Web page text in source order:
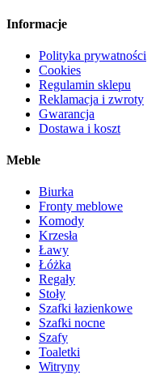
Informacje
Polityka prywatności
Cookies
Regulamin sklepu
Reklamacja i zwroty
Gwarancja
Dostawa i koszt
Meble
Biurka
Fronty meblowe
Komody
Krzesła
Ławy
Łóżka
Regały
Stoły
Szafki łazienkowe
Szafki nocne
Szafy
Toaletki
Witryny